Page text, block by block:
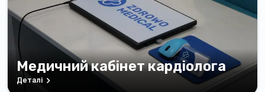
Медичний кабінет кардіолога
Деталі